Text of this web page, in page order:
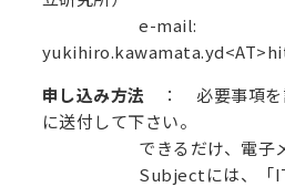
e-mail:
申し込み方法 ： 必要事項を
に送付して下さい。
できるだけ、電子メー
Subjectには、「ITS46